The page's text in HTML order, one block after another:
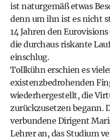
ist naturgemäß etwas
denn um ihn ist es nicht
14 Jahren den
die durchaus riskante
einschlug.
Tollkühn erschien es
existenzbedrohenden
wiederhergestellt, die
zurückzusetzen begann.
verbundene Dirigent
Lehrer an, das Studium